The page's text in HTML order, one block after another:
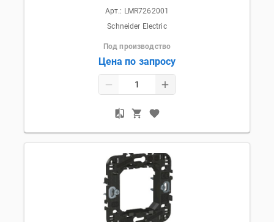
Арт.: LMR7262001
Schneider Electric
Под производство
Цена по запросу